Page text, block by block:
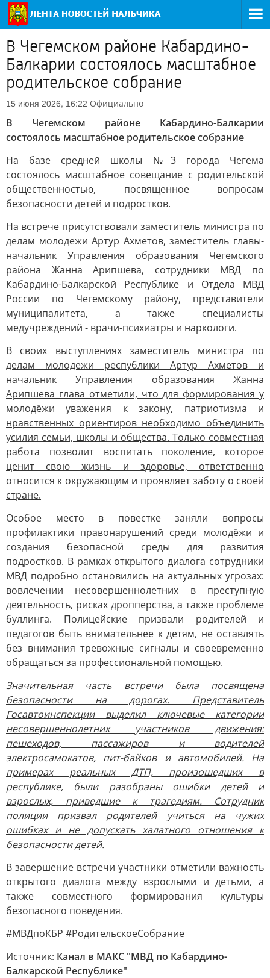
В Чегемском районе Кабардино-
Балкарии состоялось масштабное
родительское собрание
15 июня 2026, 16:22 Официально
В Чегемском районе Кабардино-Балкарии
состоялось масштабное родительское собрание
На базе средней школы №3 города Чегема
состоялось масштабное совещание с родительской
общественностью, посвященное вопросам
безопасности детей и подростков.
На встрече присутствовали заместитель министра по
делам молодежи Артур Ахметов, заместитель главы-
начальник Управления образования Чегемского
района Жанна Арипшева, сотрудники МВД по
Кабардино-Балкарской Республике и Отдела МВД
России по Чегемскому району, представители
муниципалитета, а также специалисты
медучреждений - врачи-психиатры и наркологи.
В своих выступлениях заместитель министра по
делам молодежи республики Артур Ахметов и
начальник Управления образования Жанна
Арипшева глава отметили, что для формирования у
молодёжи уважения к закону, патриотизма и
нравственных ориентиров необходимо объединить
усилия семьи, школы и общества. Только совместная
работа позволит воспитать поколение, которое
ценит свою жизнь и здоровье, ответственно
относится к окружающим и проявляет заботу о своей
стране.
Особое место в повестке заняли вопросы
профилактики правонарушений среди молодёжи и
создания безопасной среды для развития
подростков. В рамках открытого диалога сотрудники
МВД подробно остановились на актуальных угрозах:
вовлечении несовершеннолетних в преступную
деятельность, рисках дропперства, а также проблеме
буллинга. Полицейские призвали родителей и
педагогов быть внимательнее к детям, не оставлять
без внимания тревожные сигналы и своевременно
обращаться за профессиональной помощью.
Значительная часть встречи была посвящена
безопасности на дорогах. Представитель
Госавтоинспекции выделил ключевые категории
несовершеннолетних участников движения:
пешеходов, пассажиров и водителей
электросамокатов, пит-байков и автомобилей. На
примерах реальных ДТП, произошедших в
республике, были разобраны ошибки детей и
взрослых, приведшие к трагедиям. Сотрудник
полиции призвал родителей учиться на чужих
ошибках и не допускать халатного отношения к
безопасности детей.
В завершение встречи участники отметили важность
открытого диалога между взрослыми и детьми, а
также совместного формирования культуры
безопасного поведения.
#МВДпоКБР #РодительскоеСобрание
Источник: Канал в МАКС "МВД по Кабардино-
Балкарской Республике"